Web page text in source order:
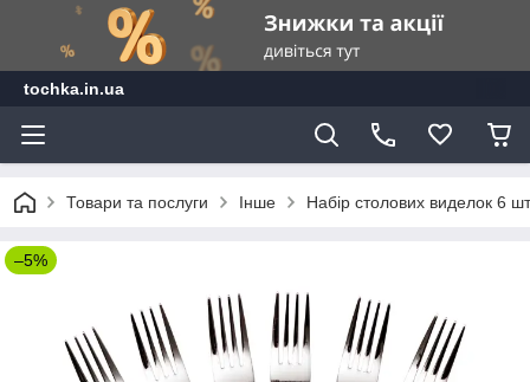
tochka.in.ua
Товари та послуги Інше Набір столових виделок 6
–5%